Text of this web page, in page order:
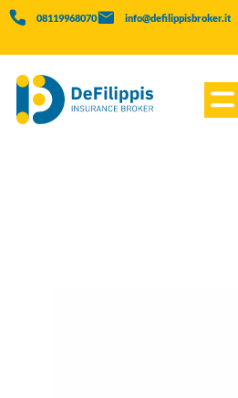
08119968070 info@defilippisbroker.it